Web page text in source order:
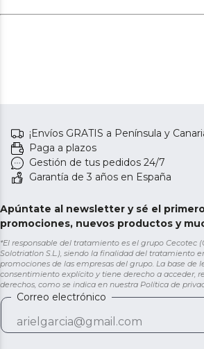
¡Envíos GRATIS a Península y
Paga a plazos
Gestión de tus pedidos 24/7
Garantía de 3 años en España
Apúntate al newsletter y sé el
promociones, nuevos productos y
*El responsable del tratamiento es el grupo Cecotec
Solotriatlon S.L.), siendo la finalidad del tratamiento
promociones de las empresas del grupo. La base de
consentimiento explícito y tiene derecho a acceder,
derechos, como se indica en nuestra Política de
Correo electrónico